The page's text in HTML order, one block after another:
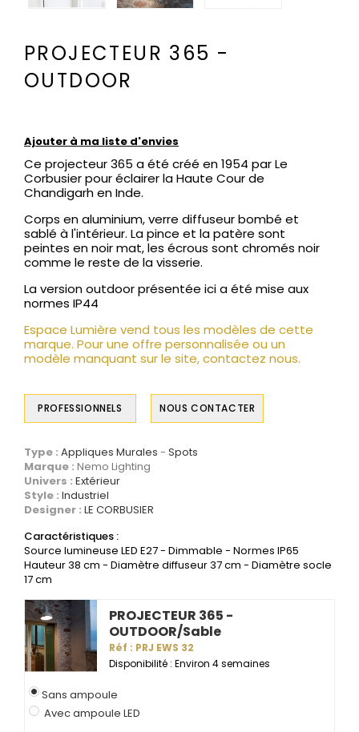
PROJECTEUR 365 -
OUTDOOR
Ajouter à ma liste d'envies
Ce projecteur 365 a été créé en 1954 par Le
Corbusier pour éclairer la Haute Cour de
Chandigarh en Inde.
Corps en aluminium, verre diffuseur bombé et
sablé à l'intérieur. La pince et la patère sont
peintes en noir mat, les écrous sont chromés noir
comme le reste de la visserie.
La version outdoor présentée ici a été mise aux
normes IP44
Espace Lumière vend tous les modèles de cette
marque. Pour une offre personnalisée ou un
modèle manquant sur le site, contactez nous.
PROFESSIONNELS NOUS CONTACTER
Type : Appliques Murales
Spots
Marque : Nemo Lighting
Univers : Extérieur
Style : Industriel
Designer : LE CORBUSIER
Caractéristiques :
Source lumineuse LED E27 - Dimmable - Normes IP65
Hauteur 38 cm - Diamètre diffuseur 37 cm - Diamètre socle
17 cm
PROJECTEUR 365 -
OUTDOOR/Sable
Réf : PRJ EWS 32
Disponibilité : Environ 4 semaines
Sans ampoule
Avec ampoule LED